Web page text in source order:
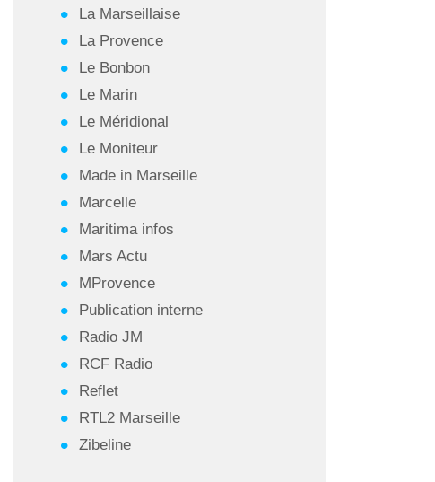
La Marseillaise
La Provence
Le Bonbon
Le Marin
Le Méridional
Le Moniteur
Made in Marseille
Marcelle
Maritima infos
Mars Actu
MProvence
Publication interne
Radio JM
RCF Radio
Reflet
RTL2 Marseille
Zibeline